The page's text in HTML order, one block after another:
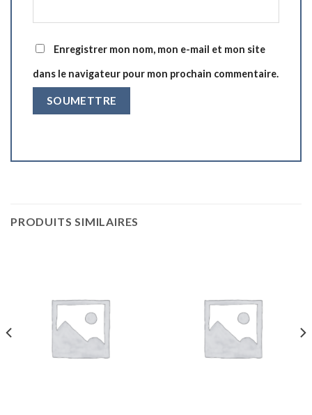
Enregistrer mon nom, mon e-mail et mon site
dans le navigateur pour mon prochain commentaire.
PRODUITS SIMILAIRES